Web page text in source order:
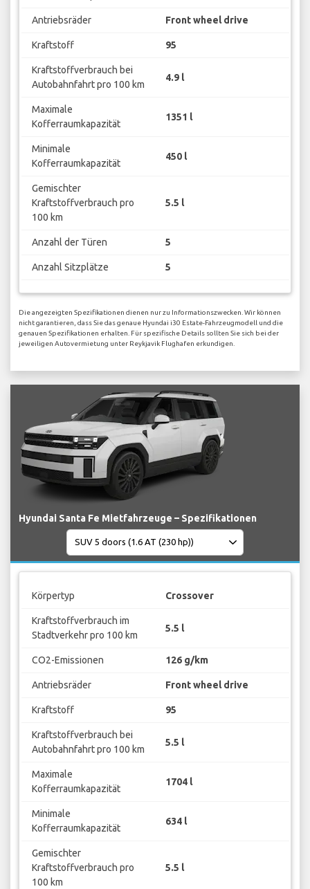
Antriebsräder Front wheel drive
Kraftstoff 95
Kraftstoffverbrauch bei
Autobahnfahrt pro 100 km
4.9 l
Maximale
Kofferraumkapazität
1351 l
Minimale
Kofferraumkapazität
450 l
Gemischter
Kraftstoffverbrauch pro
100 km
5.5 l
Anzahl der Türen 5
Anzahl Sitzplätze 5
Die angezeigten Spezifikationen dienen nur zu Informationszwecken. Wir können
nicht garantieren, dass Sie das genaue Hyundai i30 Estate-Fahrzeugmodell und die
genauen Spezifikationen erhalten. Für spezifische Details sollten Sie sich bei der
jeweiligen Autovermietung unter Reykjavik Flughafen erkundigen.
Hyundai Santa Fe Mietfahrzeuge – Spezifikationen
Körpertyp Crossover
Kraftstoffverbrauch im
Stadtverkehr pro 100 km
5.5 l
CO2-Emissionen 126 g/km
Antriebsräder Front wheel drive
Kraftstoff 95
Kraftstoffverbrauch bei
Autobahnfahrt pro 100 km
5.5 l
Maximale
Kofferraumkapazität
1704 l
Minimale
Kofferraumkapazität
634 l
Gemischter
Kraftstoffverbrauch pro
100 km
5.5 l